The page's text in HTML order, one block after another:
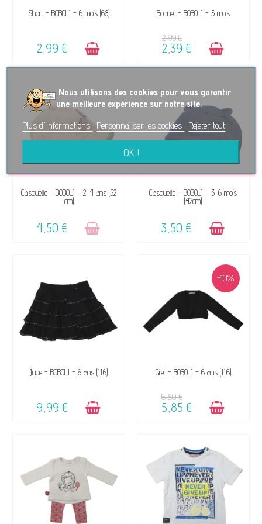
DISPONIBLE
Short - BOBOLI - 6 mois (68)
2,99 €
DISPONIBLE
Bonnet - BOBOLI - 3 mois
2,99 €
2,39 €
VENDU, VICTIME DE SON
SUCCÈS ☺
Casquette - BOBOLI - 2-4 ans (52
cm)
4,50 €
DISPONIBLE
Casquette - BOBOLI - 3-6 mois
(42cm)
3,50 €
DISPONIBLE
Jupe - BOBOLI - 6 ans (116)
9,99 €
-10%
DISPONIBLE
Gilet - BOBOLI - 6 ans (116)
6,50 €
5,85 €
Nous utilisons des cookies pour vous garantir
une meilleure expérience sur notre site.
Plus d'informations Personnaliser les cookies Rejeter tout
OK !